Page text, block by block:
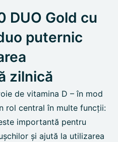
DUO Gold cu
puternic
zilnică
de vitamina D – în mod
rol central în multe funcții:
importantă pentru
și ajută la utilizarea